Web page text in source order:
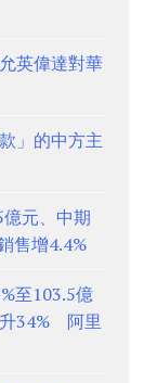
英偉達對華
」的中方主
元、中期
售增4.4%
至103.5億
34% 阿里